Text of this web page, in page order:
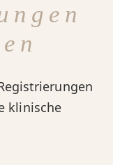
klinische